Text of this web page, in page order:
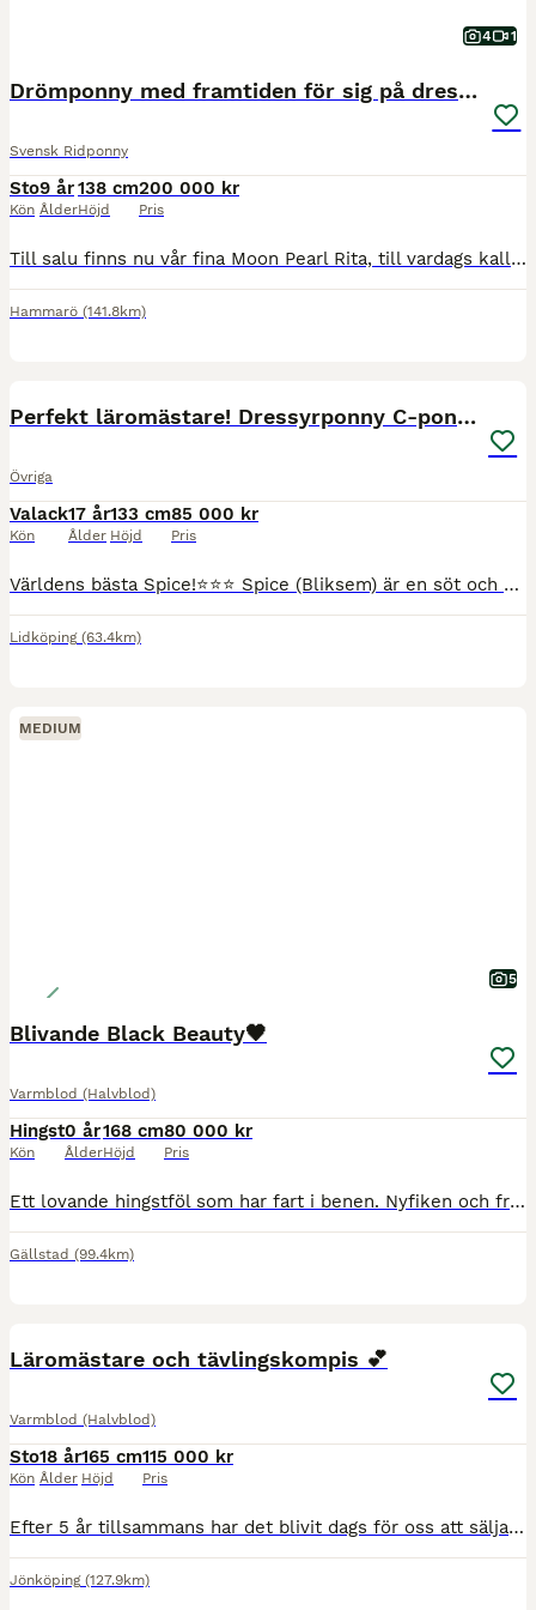
4 1
Drömponny med framtiden för sig på dressyrbanorna!
Svensk Ridponny
Sto
Kön
9 år
Ålder
138 cm
Höjd
200 000 kr
Pris
Till salu finns nu vår fina Moon Pearl Rita, till vardags kallad Maja – ett välstammat svenskt ridponnysto kategori C, född 2017 med stor utvecklingspotential för den satsande dressyrryttaren. Maja är
Hammarö (141.8km)
Perfekt läromästare! Dressyrponny C-ponny
Övriga
Valack
Kön
17 år
Ålder
133 cm
Höjd
85 000 kr
Pris
Världens bästa Spice!⭐️⭐️⭐️ Spice (Bliksem) är en söt och okomplicerad C-ponnyvalack på 133 cm av ädel typ. Född -09 import Holland. Söker nu en ny liten ryttare att glädja. Snäll i all hantering och
Lidköping (63.4km)
MEDIUM
5
Blivande Black Beauty🖤
Varmblod (Halvblod)
Hingst
Kön
0 år
Ålder
168 cm
Höjd
80 000 kr
Pris
Ett lovande hingstföl som har fart i benen. Nyfiken och framåt. Han har stor galopp och rör sig attraktivt i alla gångarter. Försäkrad i Agria sedan foster. Pappa Delany en unghingst som bedömts med
Gällstad (99.4km)
Läromästare och tävlingskompis 💕
Varmblod (Halvblod)
Sto
Kön
18 år
Ålder
165 cm
Höjd
115 000 kr
Pris
Efter 5 år tillsammans har det blivit dags för oss att sälja Kralia och låta en ny ryttare utvecklas med henne. Hon är ett 18 årigt sto som alltid är trygg, snäll och okomplicerad men har mycket energ
Jönköping (127.9km)